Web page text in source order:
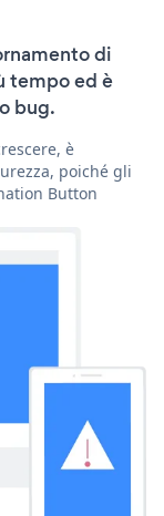
di
tempo ed è
bug.
è
poiché gli
Button